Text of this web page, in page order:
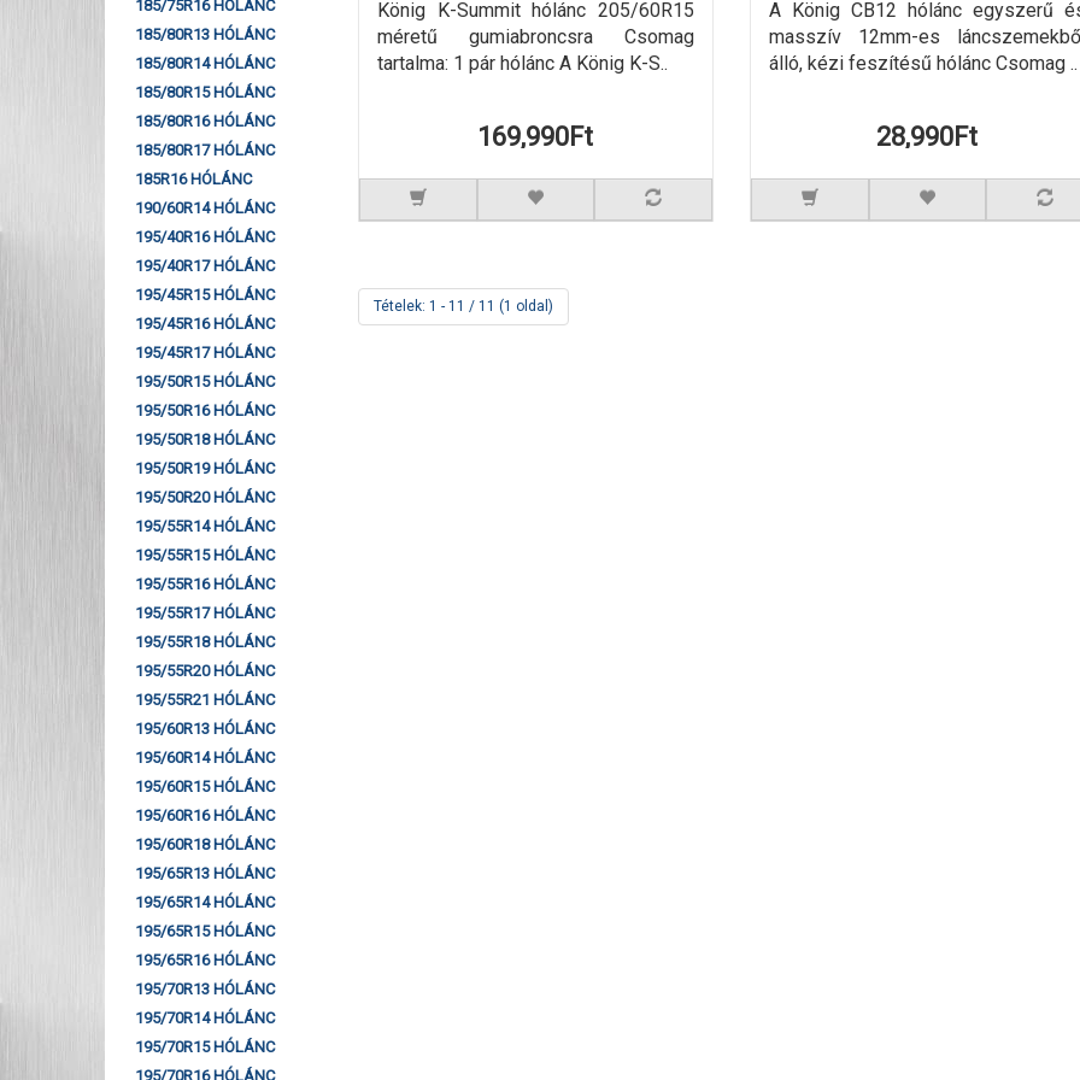
185/75R16 HÓLÁNC
185/80R13 HÓLÁNC
185/80R14 HÓLÁNC
185/80R15 HÓLÁNC
185/80R16 HÓLÁNC
185/80R17 HÓLÁNC
185R16 HÓLÁNC
190/60R14 HÓLÁNC
195/40R16 HÓLÁNC
195/40R17 HÓLÁNC
195/45R15 HÓLÁNC
195/45R16 HÓLÁNC
195/45R17 HÓLÁNC
195/50R15 HÓLÁNC
195/50R16 HÓLÁNC
195/50R18 HÓLÁNC
195/50R19 HÓLÁNC
195/50R20 HÓLÁNC
195/55R14 HÓLÁNC
195/55R15 HÓLÁNC
195/55R16 HÓLÁNC
195/55R17 HÓLÁNC
195/55R18 HÓLÁNC
195/55R20 HÓLÁNC
195/55R21 HÓLÁNC
195/60R13 HÓLÁNC
195/60R14 HÓLÁNC
195/60R15 HÓLÁNC
195/60R16 HÓLÁNC
195/60R18 HÓLÁNC
195/65R13 HÓLÁNC
195/65R14 HÓLÁNC
195/65R15 HÓLÁNC
195/65R16 HÓLÁNC
195/70R13 HÓLÁNC
195/70R14 HÓLÁNC
195/70R15 HÓLÁNC
195/70R16 HÓLÁNC
König K-Summit hólánc 205/60R15
méretű gumiabroncsra Csomag
tartalma: 1 pár hólánc A König K-S..
169,990Ft
A König CB12 hólánc egyszerű
masszív 12mm-es
álló, kézi feszítésű hólánc Csomag ..
28,990Ft
Tételek: 1 - 11 / 11 (1 oldal)